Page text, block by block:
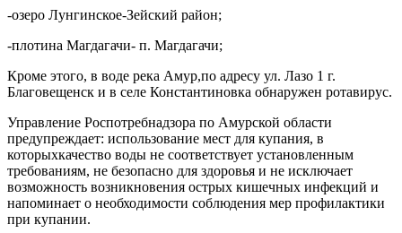
-озеро Лунгинское-Зейский район;
-плотина Магдагачи- п. Магдагачи;
Кроме этого, в воде река Амур,по адресу ул. Лазо 1 г.
Благовещенск и в селе Константиновка обнаружен ротавирус.
Управление Роспотребнадзора по Амурской области
предупреждает: использование мест для купания, в
которыхкачество воды не соответствует установленным
требованиям, не безопасно для здоровья и не исключает
возможность возникновения острых кишечных инфекций и
напоминает о необходимости соблюдения мер профилактики
при купании.